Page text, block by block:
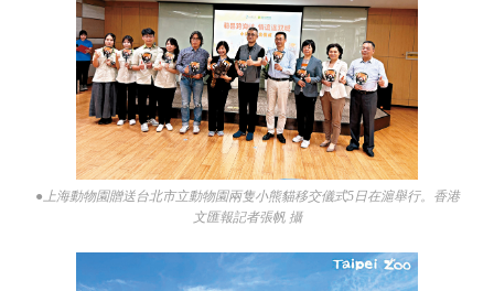
●上海動物園贈送台北市立動物園兩隻小熊貓移交儀式5日在滬舉行。香港
文匯報記者張帆 攝